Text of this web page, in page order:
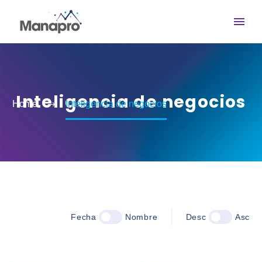
Inteligencia de negocios
Home Inteligencia de negocios
Fecha Nombre Desc Asc